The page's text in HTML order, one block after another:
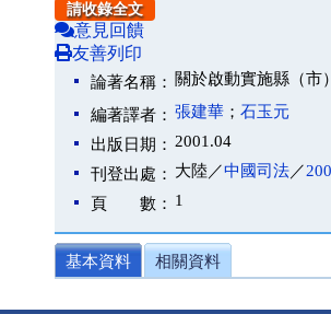
請收錄全文
意見回饋
友善列印
論著名稱： 關於啟動實施縣（市
編著譯者： 張建華 ； 石玉元
出版日期： 2001.04
刊登出處： 大陸／中國司法／
頁 數： 1
基本資料 相關資料